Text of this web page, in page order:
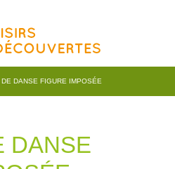
DE DANSE FIGURE IMPOSÉE
DANSE